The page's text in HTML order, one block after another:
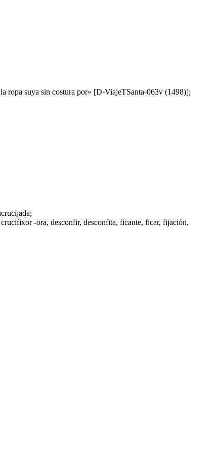
ropa suya sin costura por» [D-ViajeTSanta-063v (1498)];
-ora, desconfir, desconfita, ficante, ficar, fijación,